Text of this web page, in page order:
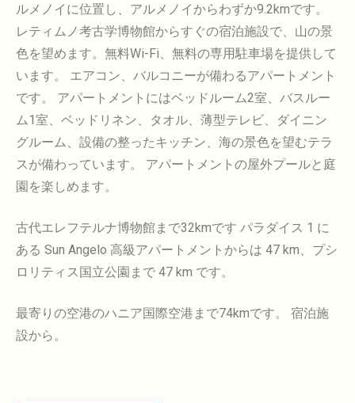
ルメノイに位置し、アルメノイからわずか9.2kmです。
レティムノ考古学博物館からすぐの宿泊施設で、山の景
色を望めます。無料Wi-Fi、無料の専用駐車場を提供して
います。
エアコン、バルコニーが備わるアパートメント
です。
アパートメントにはベッドルーム2室、バスルー
ム1室、ベッドリネン、タオル、薄型テレビ、ダイニン
グルーム、設備の整ったキッチン、海の景色を望むテラ
スが備わっています。
アパートメントの屋外プールと庭
園を楽しめます。
古代エレフテルナ博物館まで32kmです パラダイス 1 に
ある Sun Angelo 高級アパートメントからは 47 km、プシ
ロリティス国立公園まで 47 km です。
最寄りの空港のハニア国際空港まで74kmです。
宿泊施
設から。